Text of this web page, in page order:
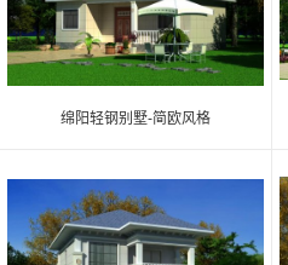
绵阳轻钢别墅-简欧风格